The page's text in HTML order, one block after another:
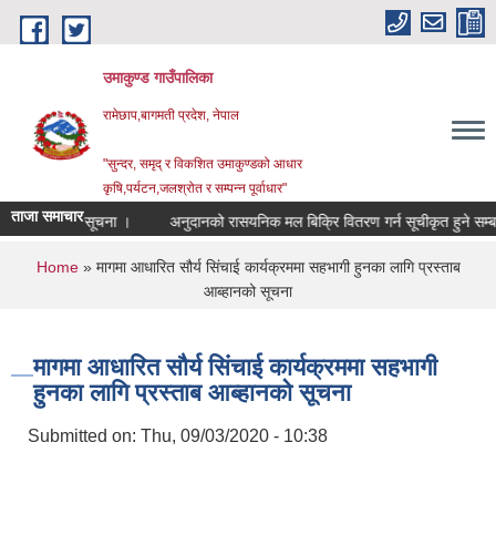
Skip to main content
उमाकुण्ड गाउँपालिका
रामेछाप,बागमती प्रदेश, नेपाल
"सुन्दर, समृद् र विकशित उमाकुण्डको आधार
कृषि,पर्यटन,जलश्रोत र सम्पन्न पूर्वाधार"
ताजा समाचार
गरिएको सूचना । अनुदानको रासयनिक मल बिक्रि वितरण गर्न सूचीकृत हुने सम्बन्धी
You are here
Home» मागमा आधारित सौर्य सिंचाई कार्यक्रममा सहभागी हुनका लागि प्रस्ताब
आब्हानको सूचना
मागमा आधारित सौर्य सिंचाई कार्यक्रममा सहभागी
हुनका लागि प्रस्ताब आब्हानको सूचना
Submitted on: Thu, 09/03/2020 - 10:38